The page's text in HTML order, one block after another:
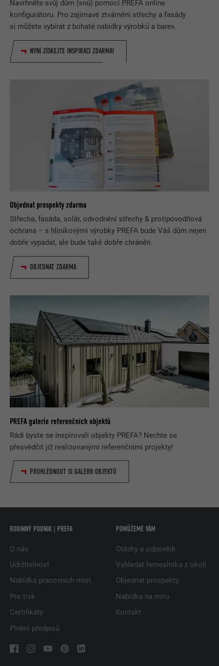
Navrhněte svůj dům (snů) pomocí PREFA online
konfigurátoru. Pro zajímavé ztvárnění střechy a fasády
si můžete vybírat z bohaté nabídky výrobků a barev.
NYNÍ ZÍSKEJTE INSPIRACI ZDARMA!
Objednat prospekty zdarma
Střecha, fasáda, solár, odvodnění střechy & protipovodňová
ochrana – s hliníkovými výrobky PREFA bude Váš dům nejen
dobře vypadat, ale bude také dobře chráněn.
OBJEDNAT ZDARMA
PREFA galerie referenčních objektů
Rádi byste se inspirovali objekty PREFA? Nechte se
přesvědčit již realizovanými referenčními projekty!
PROHLÉDNOUT SI GALERII OBJEKTŮ
RODINNÝ PODNIK | PREFA
O nás
Udržitelnost
Nabídka pracovních míst
Pro tisk
Certifikáty
Plnění předpisů
POMŮŽEME VÁM
Otázky a odpovědi
Vyhledat řemeslníka z okolí
Objednat prospekty
Nabídka na míru
Kontakt